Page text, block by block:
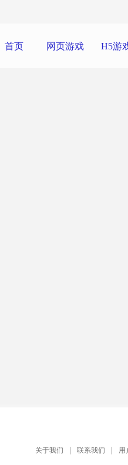
首页 网页游戏 H5游
关于我们 联系我们 用